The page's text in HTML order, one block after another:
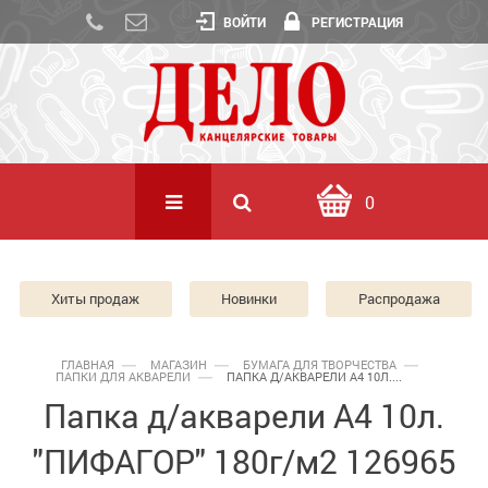
ВОЙТИ РЕГИСТРАЦИЯ
0
Хиты продаж Новинки Распродажа
ГЛАВНАЯ МАГАЗИН БУМАГА ДЛЯ ТВОРЧЕСТВА
ПАПКИ ДЛЯ АКВАРЕЛИ ПАПКА Д/АКВАРЕЛИ А4 10Л....
Папка д/акварели А4 10л.
"ПИФАГОР" 180г/м2 126965